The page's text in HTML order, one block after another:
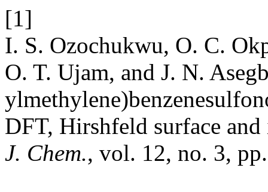
[1]
I. S. Ozochukwu, O. C.
O. T. Ujam, and J. N.
DFT, Hirshfeld surface
J. Chem., vol. 12, no. 3,